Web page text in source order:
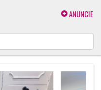
ANUNCIE